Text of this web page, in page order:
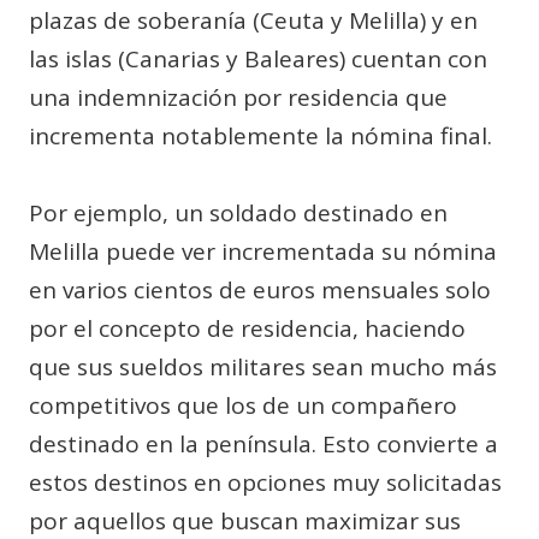
plazas de soberanía (Ceuta y Melilla) y en
las islas (Canarias y Baleares) cuentan con
una indemnización por residencia que
incrementa notablemente la nómina final.
Por ejemplo, un soldado destinado en
Melilla puede ver incrementada su nómina
en varios cientos de euros mensuales solo
por el concepto de residencia, haciendo
que sus sueldos militares sean mucho más
competitivos que los de un compañero
destinado en la península. Esto convierte a
estos destinos en opciones muy solicitadas
por aquellos que buscan maximizar sus